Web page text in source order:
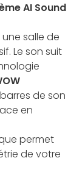
AI Sound
salle de
Le son suit
de son
en
permet
de votre